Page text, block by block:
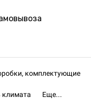
комплектующие
климата Еще...